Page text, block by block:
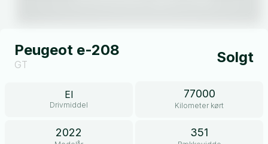
Peugeot e-208
GT Solgt
El
Drivmiddel
77000
Kilometer kørt
2022 351